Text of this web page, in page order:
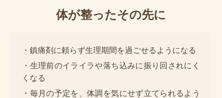
体が整ったその先に
・鎮痛剤に頼らず生理期間を過ごせるようになる
・生理前のイライラや落ち込みに振り回されにく
くなる
・毎月の予定を、体調を気にせず立てられるよう